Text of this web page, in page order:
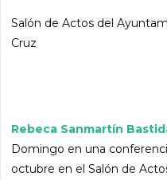
Salón de Actos del
Cruz
Rebeca Sanmartín
Domingo en una
octubre en el Salón de